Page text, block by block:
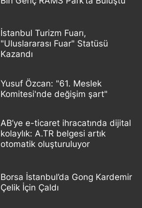
İstanbul Turizm Fuarı,
"Uluslararası Fuar" Statüsü
Kazandı
Yusuf Özcan: "61. Meslek
Komitesi'nde değişim şart"
AB’ye e-ticaret ihracatında dijital
kolaylık: A.TR belgesi artık
otomatik oluşturuluyor
Borsa İstanbul’da Gong Kardemir
Çelik İçin Çaldı